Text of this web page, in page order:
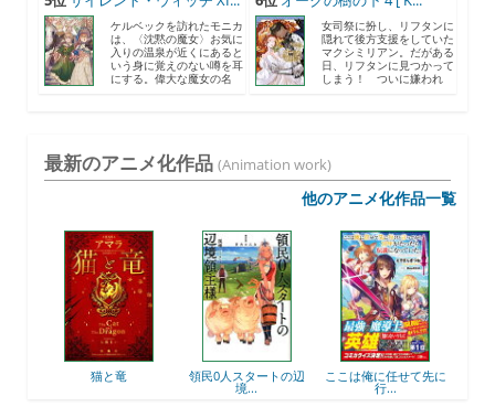
ケルベックを訪れたモニカ
は、〈沈黙の魔女〉お気に
入りの温泉が近くにあると
いう身に覚えのない噂を耳
にする。偉大な魔女の名
女司祭に扮し、リフタンに
隠れて後方支援をしていた
マクシミリアン。だがある
日、リフタンに見つかって
しまう！ ついに嫌われ
最新のアニメ化作品 (Animation work)
他のアニメ化作品一覧
猫と竜 領民0人スタートの辺
境...
ここは俺に任せて先に
行...